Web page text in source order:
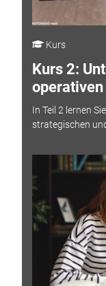
Kurs
Kurs 2:
In Teil 2 lernen
strategischen